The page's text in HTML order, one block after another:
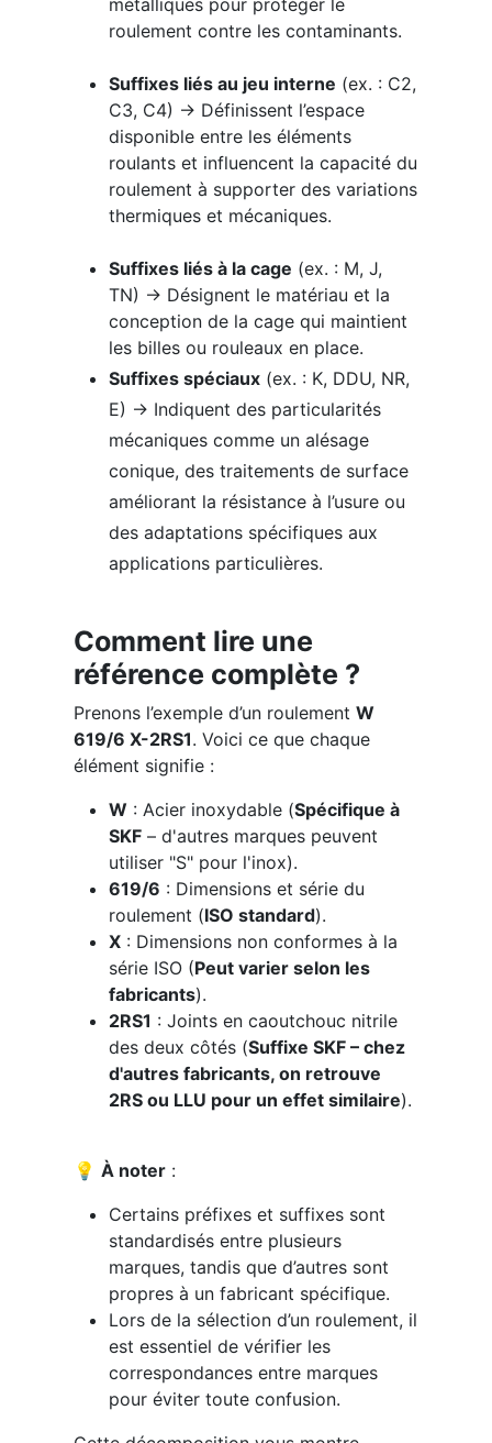
roulement contre les contaminants.
Suffixes liés au jeu interne (ex. : C2,
C3, C4) → Définissent l’espace
disponible entre les éléments
roulants et influencent la capacité du
roulement à supporter des variations
thermiques et mécaniques.
Suffixes liés à la cage (ex. : M, J,
TN) → Désignent le matériau et la
conception de la cage qui maintient
les billes ou rouleaux en place.
Suffixes spéciaux (ex. : K, DDU, NR,
E) → Indiquent des particularités
mécaniques comme un alésage
conique, des traitements de surface
améliorant la résistance à l’usure ou
des adaptations spécifiques aux
applications particulières.
Comment lire une
référence complète ?
Prenons l’exemple d’un roulementW
619/6 X-2RS1. Voici ce que chaque
élément signifie :
W : Acier inoxydable (Spécifique à
SKF – d'autres marques peuvent
utiliser "S" pour l'inox).
619/6 : Dimensions et série du
roulement (ISO standard).
X : Dimensions non conformes à la
série ISO (Peut varier selon les
fabricants).
2RS1 : Joints en caoutchouc nitrile
des deux côtés (Suffixe SKF – chez
d'autres fabricants, on retrouve
2RS ou LLU pour un effet similaire).
💡À noter :
Certains préfixes et suffixes sont
standardisés entre plusieurs
marques, tandis que d’autres sont
propres à un fabricant spécifique.
Lors de la sélection d’un roulement, il
est essentiel de vérifier les
correspondances entre marques
pour éviter toute confusion.